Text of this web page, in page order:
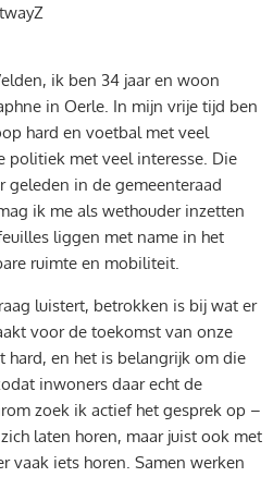
ik ben 34 jaar en woon
in Oerle. In mijn vrije tijd ben
hard en voetbal met veel
politiek met veel interesse. Die
geleden in de gemeenteraad
ik me als wethouder inzetten
liggen met name in het
ruimte en mobiliteit.
luistert, betrokken is bij wat er
voor de toekomst van onze
hard, en het is belangrijk om die
inwoners daar echt de
zoek ik actief het gesprek op –
laten horen, maar juist ook met
vaak iets horen. Samen werken